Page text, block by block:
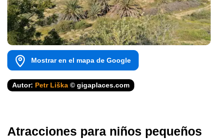
Mostrar en el mapa de Google
Autor: Petr Liška © gigaplaces.com
Atracciones para niños pequeños